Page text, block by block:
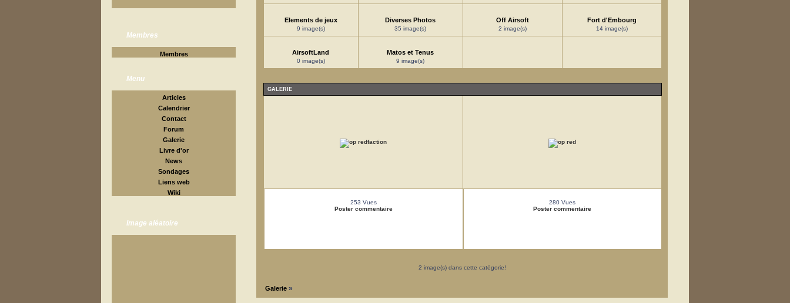
Membres
Membres
Menu
Articles
Calendrier
Contact
Forum
Galerie
Livre d'or
News
Sondages
Liens web
Wiki
Image aléatoire
Elements de jeux
9 image(s)
Diverses Photos
35 image(s)
Off Airsoft
2 image(s)
Fort d'Embourg
14 image(s)
AirsoftLand
0 image(s)
Matos et Tenus
9 image(s)
GALERIE
253 Vues
Poster commentaire
280 Vues
Poster commentaire
2 image(s) dans cette catégorie!
Galerie»